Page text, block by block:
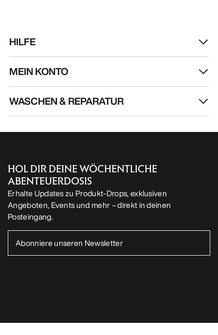
HILFE
MEIN KONTO
WASCHEN & REPARATUR
HOL DIR DEINE WÖCHENTLICHE
ABENTEUERDOSIS
Erhalte Updates zu Produkt-Drops, exklusiven
Angeboten, Events und mehr – direkt in deinen
Posteingang.